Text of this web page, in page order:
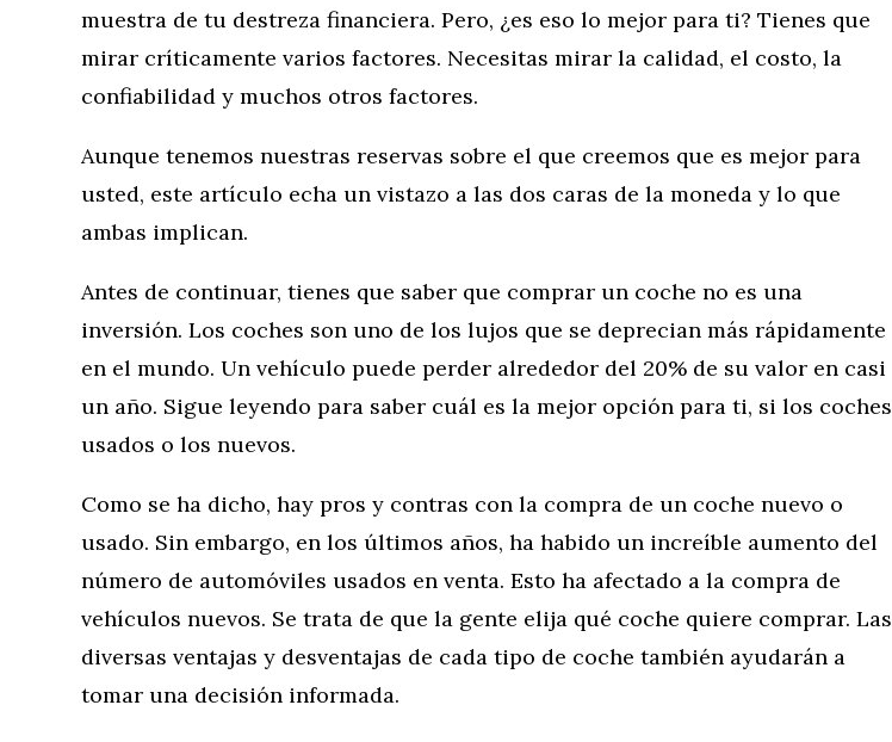
muestra de tu destreza financiera. Pero, ¿es eso lo mejor para ti? Tienes que
mirar críticamente varios factores. Necesitas mirar la calidad, el costo, la
confiabilidad y muchos otros factores.
Aunque tenemos nuestras reservas sobre el que creemos que es mejor para
usted, este artículo echa un vistazo a las dos caras de la moneda y lo que
ambas implican.
Antes de continuar, tienes que saber que comprar un coche no es una
inversión. Los coches son uno de los lujos que se deprecian más rápidamente
en el mundo. Un vehículo puede perder alrededor del 20% de su valor en casi
un año. Sigue leyendo para saber cuál es la mejor opción para ti, si los coches
usados o los nuevos.
Como se ha dicho, hay pros y contras con la compra de un coche nuevo o
usado. Sin embargo, en los últimos años, ha habido un increíble aumento del
número de automóviles usados en venta. Esto ha afectado a la compra de
vehículos nuevos. Se trata de que la gente elija qué coche quiere comprar. Las
diversas ventajas y desventajas de cada tipo de coche también ayudarán a
tomar una decisión informada.